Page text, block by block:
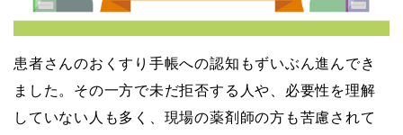
患者さんのおくすり手帳への認知もずいぶん進んでき
ました。その一方で未だ拒否する人や、必要性を理解
していない人も多く、現場の薬剤師の方も苦慮されて